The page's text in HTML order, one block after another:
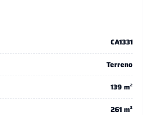
CA1331
Terreno
139 m²
261 m²